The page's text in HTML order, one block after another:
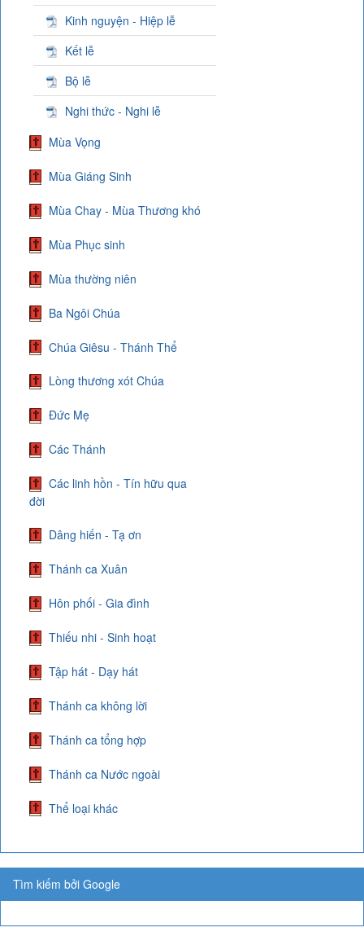
Kinh nguyện - Hiệp lễ
Kết lễ
Bộ lễ
Nghi thức - Nghi lễ
Mùa Vọng
Mùa Giáng Sinh
Mùa Chay - Mùa Thương khó
Mùa Phục sinh
Mùa thường niên
Ba Ngôi Chúa
Chúa Giêsu - Thánh Thể
Lòng thương xót Chúa
Đức Mẹ
Các Thánh
Các linh hồn - Tín hữu qua
đời
Dâng hiến - Tạ ơn
Thánh ca Xuân
Hôn phối - Gia đình
Thiếu nhi - Sinh hoạt
Tập hát - Dạy hát
Thánh ca không lời
Thánh ca tổng hợp
Thánh ca Nước ngoài
Thể loại khác
Tìm kiếm bởi Google